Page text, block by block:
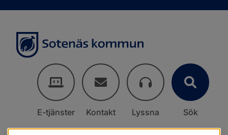
E-tjänster Kontakt Lyssna Sök